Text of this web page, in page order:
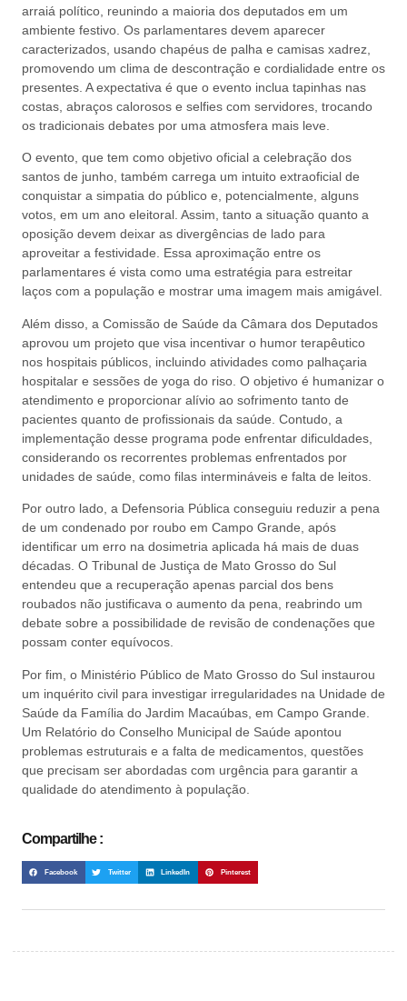
arraiá político, reunindo a maioria dos deputados em um
ambiente festivo. Os parlamentares devem aparecer
caracterizados, usando chapéus de palha e camisas xadrez,
promovendo um clima de descontração e cordialidade entre os
presentes. A expectativa é que o evento inclua tapinhas nas
costas, abraços calorosos e selfies com servidores, trocando
os tradicionais debates por uma atmosfera mais leve.
O evento, que tem como objetivo oficial a celebração dos
santos de junho, também carrega um intuito extraoficial de
conquistar a simpatia do público e, potencialmente, alguns
votos, em um ano eleitoral. Assim, tanto a situação quanto a
oposição devem deixar as divergências de lado para
aproveitar a festividade. Essa aproximação entre os
parlamentares é vista como uma estratégia para estreitar
laços com a população e mostrar uma imagem mais amigável.
Além disso, a Comissão de Saúde da Câmara dos Deputados
aprovou um projeto que visa incentivar o humor terapêutico
nos hospitais públicos, incluindo atividades como palhaçaria
hospitalar e sessões de yoga do riso. O objetivo é humanizar o
atendimento e proporcionar alívio ao sofrimento tanto de
pacientes quanto de profissionais da saúde. Contudo, a
implementação desse programa pode enfrentar dificuldades,
considerando os recorrentes problemas enfrentados por
unidades de saúde, como filas intermináveis e falta de leitos.
Por outro lado, a Defensoria Pública conseguiu reduzir a pena
de um condenado por roubo em Campo Grande, após
identificar um erro na dosimetria aplicada há mais de duas
décadas. O Tribunal de Justiça de Mato Grosso do Sul
entendeu que a recuperação apenas parcial dos bens
roubados não justificava o aumento da pena, reabrindo um
debate sobre a possibilidade de revisão de condenações que
possam conter equívocos.
Por fim, o Ministério Público de Mato Grosso do Sul instaurou
um inquérito civil para investigar irregularidades na Unidade de
Saúde da Família do Jardim Macaúbas, em Campo Grande.
Um Relatório do Conselho Municipal de Saúde apontou
problemas estruturais e a falta de medicamentos, questões
que precisam ser abordadas com urgência para garantir a
qualidade do atendimento à população.
Compartilhe :
Facebook Twitter LinkedIn Pinterest